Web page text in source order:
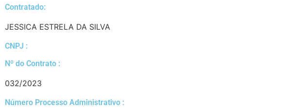
Contratado:
JESSICA ESTRELA DA SILVA
CNPJ :
Nº do Contrato :
032/2023
Número Processo Administrativo :